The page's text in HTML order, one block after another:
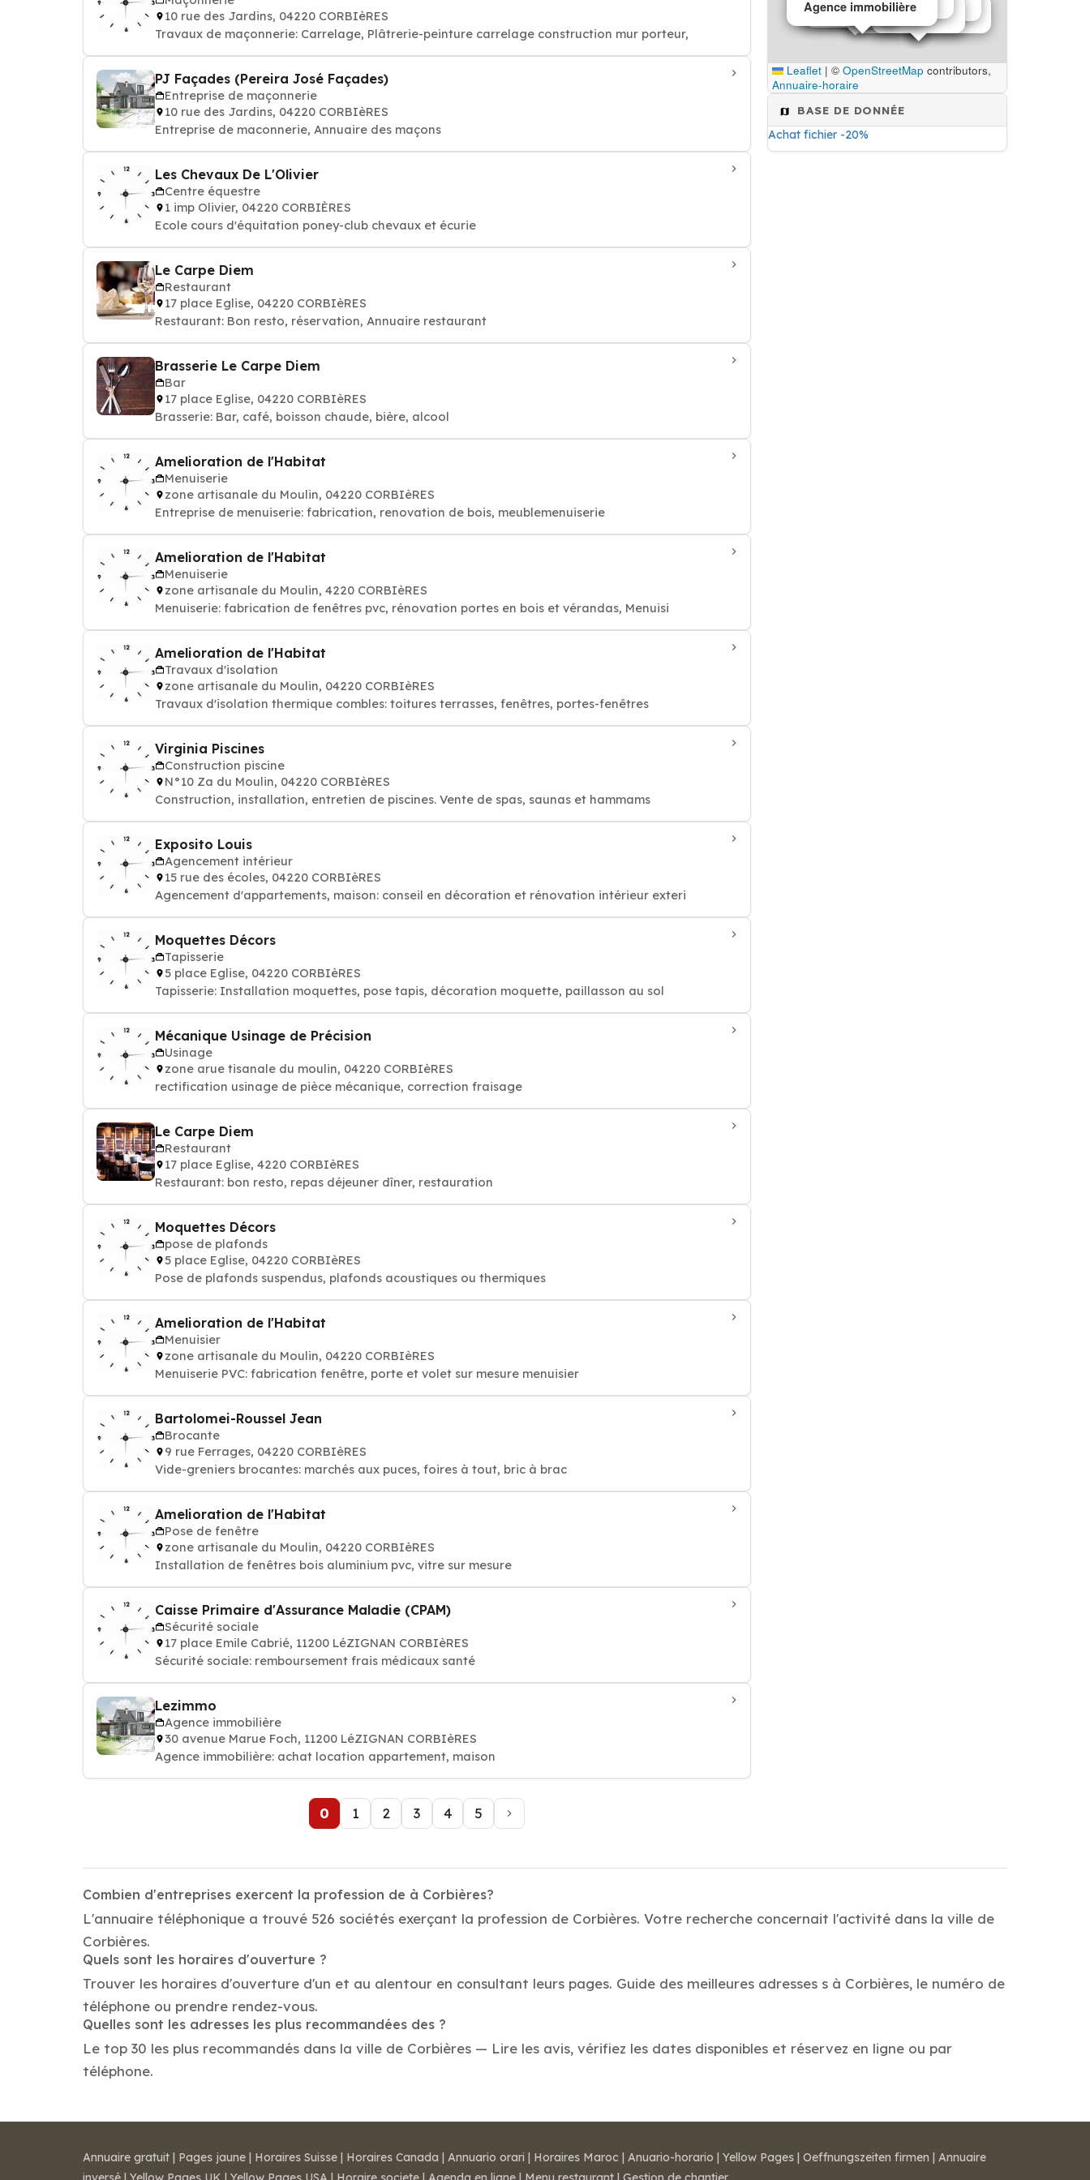
10 rue des Jardins, 04220 CORBIèRES
Travaux de maçonnerie: Carrelage, Plâtrerie-peinture carrelage construction mur porteur,
PJ Façades (Pereira José Façades)
Entreprise de maçonnerie
10 rue des Jardins, 04220 CORBIèRES
Entreprise de maconnerie, Annuaire des maçons
Les Chevaux De L'Olivier
Centre équestre
1 imp Olivier, 04220 CORBIÈRES
Ecole cours d'équitation poney-club chevaux et écurie
Le Carpe Diem
Restaurant
17 place Eglise, 04220 CORBIèRES
Restaurant: Bon resto, réservation, Annuaire restaurant
Brasserie Le Carpe Diem
Bar
17 place Eglise, 04220 CORBIèRES
Brasserie: Bar, café, boisson chaude, bière, alcool
Amelioration de l'Habitat
Menuiserie
zone artisanale du Moulin, 04220 CORBIèRES
Entreprise de menuiserie: fabrication, renovation de bois, meublemenuiserie
Amelioration de l'Habitat
Menuiserie
zone artisanale du Moulin, 4220 CORBIèRES
Menuiserie: fabrication de fenêtres pvc, rénovation portes en bois et vérandas, Menuisi
Amelioration de l'Habitat
Travaux d'isolation
zone artisanale du Moulin, 04220 CORBIèRES
Travaux d'isolation thermique combles: toitures terrasses, fenêtres, portes-fenêtres
Virginia Piscines
Construction piscine
N°10 Za du Moulin, 04220 CORBIèRES
Construction, installation, entretien de piscines. Vente de spas, saunas et hammams
Exposito Louis
Agencement intérieur
15 rue des écoles, 04220 CORBIèRES
Agencement d'appartements, maison: conseil en décoration et rénovation intérieur exteri
Moquettes Décors
Tapisserie
5 place Eglise, 04220 CORBIèRES
Tapisserie: Installation moquettes, pose tapis, décoration moquette, paillasson au sol
Mécanique Usinage de Précision
Usinage
zone arue tisanale du moulin, 04220 CORBIèRES
rectification usinage de pièce mécanique, correction fraisage
Le Carpe Diem
Restaurant
17 place Eglise, 4220 CORBIèRES
Restaurant: bon resto, repas déjeuner dîner, restauration
Moquettes Décors
pose de plafonds
5 place Eglise, 04220 CORBIèRES
Pose de plafonds suspendus, plafonds acoustiques ou thermiques
Amelioration de l'Habitat
Menuisier
zone artisanale du Moulin, 04220 CORBIèRES
Menuiserie PVC: fabrication fenêtre, porte et volet sur mesure menuisier
Bartolomei-Roussel Jean
Brocante
9 rue Ferrages, 04220 CORBIèRES
Vide-greniers brocantes: marchés aux puces, foires à tout, bric à brac
Amelioration de l'Habitat
Pose de fenêtre
zone artisanale du Moulin, 04220 CORBIèRES
Installation de fenêtres bois aluminium pvc, vitre sur mesure
Caisse Primaire d'Assurance Maladie (CPAM)
Sécurité sociale
17 place Emile Cabrié, 11200 LéZIGNAN CORBIèRES
Sécurité sociale: remboursement frais médicaux santé
Lezimmo
Agence immobilière
30 avenue Marue Foch, 11200 LéZIGNAN CORBIèRES
Agence immobilière: achat location appartement, maison
0 1 2 3 4 5
Menuiserie
Travaux d'isolation
Restaurant Menuisier
Sécurité sociale
Agence immobilière
Leaflet | © OpenStreetMap contributors,
Annuaire-horaire
BASE DE DONNÉE
Achat fichier -20%
Combien d'entreprises exercent la profession de à Corbières?
L'annuaire téléphonique a trouvé 526 sociétés exerçant la profession de Corbières. Votre recherche concernait l'activité dans la ville de
Corbières.
Quels sont les horaires d'ouverture ?
Trouver les horaires d'ouverture d'un et au alentour en consultant leurs pages. Guide des meilleures adresses s à Corbières, le numéro de
téléphone ou prendre rendez-vous.
Quelles sont les adresses les plus recommandées des ?
Le top 30 les plus recommandés dans la ville de Corbières — Lire les avis, vérifiez les dates disponibles et réservez en ligne ou par
téléphone.
Annuaire gratuit | Pages jaune | Horaires Suisse | Horaires Canada | Annuario orari | Horaires Maroc | Anuario-horario | Yellow Pages | Oeffnungszeiten firmen | Annuaire